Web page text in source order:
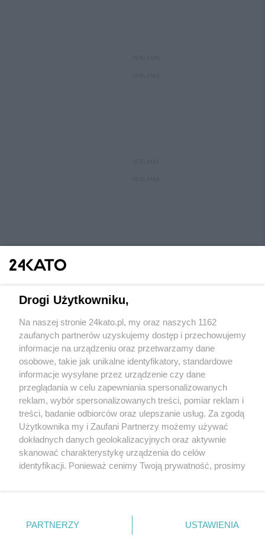
Wydawca mediów lokalnych
Nie zapomnij
zapoznać się z:
polityką prywatności regulamin korzystania z portali
Twojemiasto
Piekary Śląskie
Chorzów
Tarnowskie Góry
Gliwice
Skontaktuj sięz nami
Kontakt
Wydawca
Redakcja
Drogi Użytkowniku,
Na naszej stronie 24kato.pl, my oraz naszych 1162
zaufanych partnerów uzyskujemy dostęp i przechowujemy
informacje na urządzeniu oraz przetwarzamy dane
osobowe, takie jak unikalne identyfikatory, standardowe
informacje wysyłane przez urządzenie czy dane
przeglądania w celu zapewniania spersonalizowanych
reklam, wybór spersonalizowanych treści, pomiar reklam i
treści, badanie odbiorców oraz ulepszanie usług. Za zgodą
Użytkownika my i Zaufani Partnerzy możemy używać
dokładnych danych geolokalizacyjnych oraz aktywnie
skanować charakterystykę urządzenia do celów
identyfikacji. Ponieważ cenimy Twoją prywatność, prosimy
prywatności znajdujący się w lewym dolnym rogu strony
. Niektóre rodzaje przetwarzania danych nie wymagają
PARTNERZY USTAWIENIA